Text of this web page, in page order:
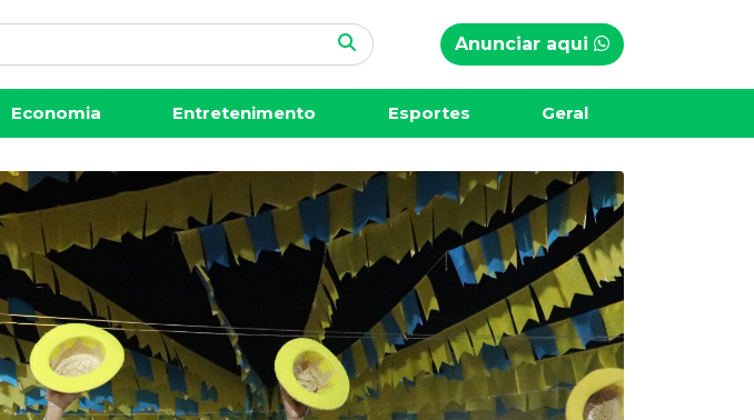
Anunciar aqui
Economia Entretenimento Esportes Geral